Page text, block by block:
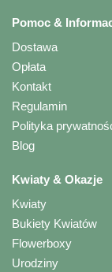
Pomoc &
Dostawa
Opłata
Kontakt
Regulamin
Polityka
Blog
Kwiaty & Okazje
Kwiaty
Bukiety Kwiatów
Flowerboxy
Urodziny